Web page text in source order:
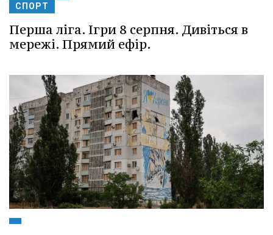
СПОРТ
Перша ліга. Ігри 8 серпня. Дивіться в
мережі. Прямий ефір.